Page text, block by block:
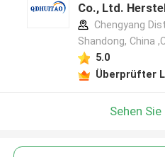
Co., Ltd.
Chengyang
Shandong, China
5.0
Überprüfter
Sehen